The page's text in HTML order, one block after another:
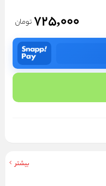
725,000 تومان
بیشتر